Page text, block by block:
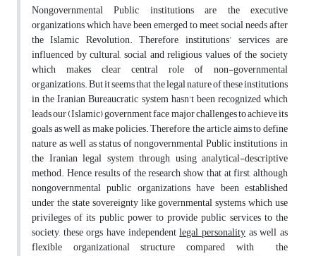
Nongovernmental Public institutions are the executive
organizations which have been emerged to meet social needs after
the Islamic Revolution. Therefore, institutions’ services are
influenced by cultural, social and religious values ​​of the society
which makes clear central role of non-governmental
organizations. But it seems that the legal nature of these institutions
in the Iranian Bureaucratic system hasn’t been recognized which
leads our (Islamic) government face major challenges to achieve its
goals as well as make policies. Therefore, the article aims to define
nature as well as status of nongovernmental Public institutions in
the Iranian legal system through using analytical-descriptive
method. Hence, results of the research show that at first, although
nongovernmental public organizations have been established
under the state sovereignty like governmental systems which use
privileges of its public power to provide public services to the
society, these orgs have independentlegal personalityas well as
flexible organizational structure compared with the